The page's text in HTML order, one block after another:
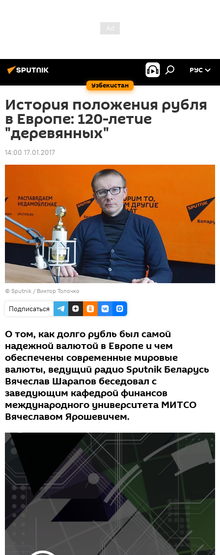
Узбекистан
РУС
История положения рубля
в Европе: 120-летие
"деревянных"
14:00 17.01.2017
© Sputnik / Виктор Толочко
Подписаться
О том, как долго рубль был самой
надежной валютой в Европе и чем
обеспечены современные мировые
валюты, ведущий радио Sputnik Беларусь
Вячеслав Шарапов беседовал с
заведующим кафедрой финансов
международного университета МИТСО
Вячеславом Ярошевичем.